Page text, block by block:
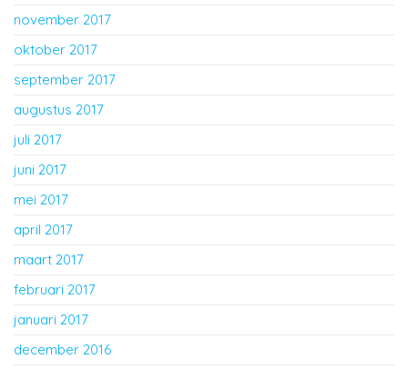
november 2017
oktober 2017
september 2017
augustus 2017
juli 2017
juni 2017
mei 2017
april 2017
maart 2017
februari 2017
januari 2017
december 2016